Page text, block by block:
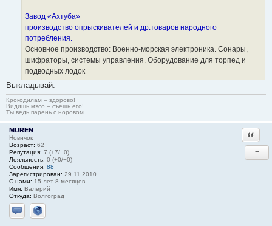
Завод «Ахтуба»
производство опрыскивателей и др.товаров народного
потребления.
Основное производство: Военно-морская электроника. Сонары,
шифраторы, системы управления. Оборудование для торпед и
подводных лодок
Выкладывай.
Крокодилам – здорово!
Видишь мясо – съешь его!
Ты ведь парень с норовом…
MUREN
Новичок
Возраст: 62
Репутация: 7 (+7/−0)
Лояльность: 0 (+0/−0)
Сообщения: 88
Зарегистрирован: 29.11.2010
С нами: 15 лет 8 месяцев
Имя: Валерий
Откуда: Волгоград
Отправить личное сообщение
Сайт
−